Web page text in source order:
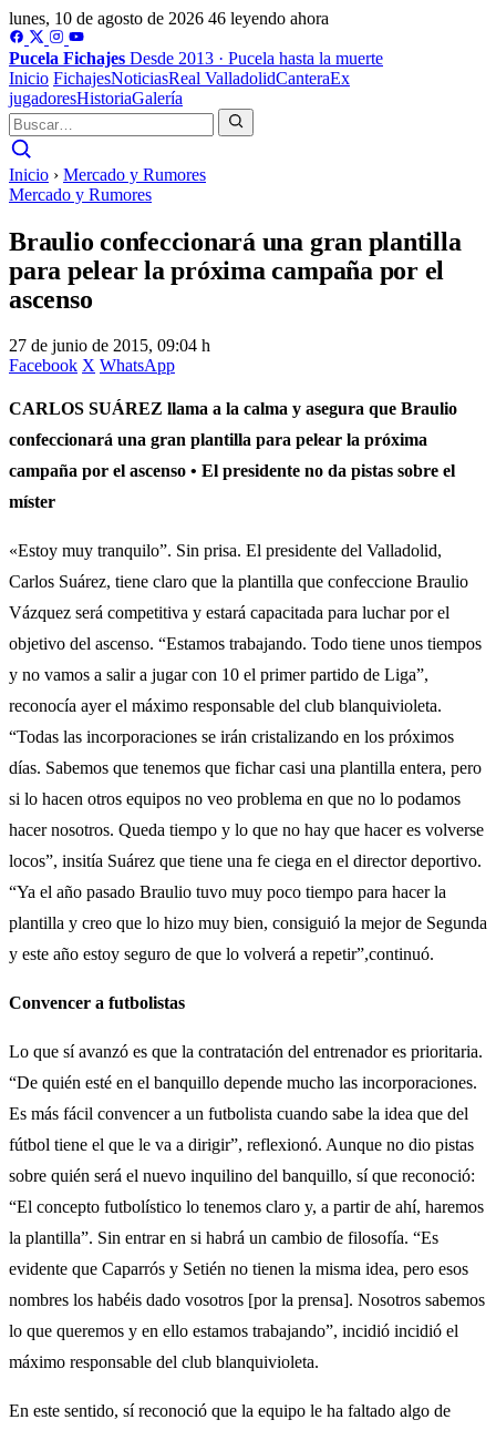
lunes, 10 de agosto de 2026 46 leyendo ahora
Pucela Fichajes Desde 2013 · Pucela hasta la muerte
Inicio FichajesNoticiasReal ValladolidCanteraEx
jugadoresHistoriaGalería
Inicio › Mercado y Rumores
Mercado y Rumores
Braulio confeccionará una gran plantilla
para pelear la próxima campaña por el
ascenso
27 de junio de 2015, 09:04 h
Facebook X WhatsApp
CARLOS SUÁREZ llama a la calma y asegura que Braulio
confeccionará una gran plantilla para pelear la próxima
campaña por el ascenso • El presidente no da pistas sobre el
míster
«Estoy muy tranquilo”. Sin prisa. El presidente del Valladolid,
Carlos Suárez, tiene claro que la plantilla que confeccione Braulio
Vázquez será competitiva y estará capacitada para luchar por el
objetivo del ascenso. “Estamos trabajando. Todo tiene unos tiempos
y no vamos a salir a jugar con 10 el primer partido de Liga”,
reconocía ayer el máximo responsable del club blanquivioleta.
“Todas las incorporaciones se irán cristalizando en los próximos
días. Sabemos que tenemos que fichar casi una plantilla entera, pero
si lo hacen otros equipos no veo problema en que no lo podamos
hacer nosotros. Queda tiempo y lo que no hay que hacer es volverse
locos”, insitía Suárez que tiene una fe ciega en el director deportivo.
“Ya el año pasado Braulio tuvo muy poco tiempo para hacer la
plantilla y creo que lo hizo muy bien, consiguió la mejor de Segunda
y este año estoy seguro de que lo volverá a repetir”,continuó.
Convencer a futbolistas
Lo que sí avanzó es que la contratación del entrenador es prioritaria.
“De quién esté en el banquillo depende mucho las incorporaciones.
Es más fácil convencer a un futbolista cuando sabe la idea que del
fútbol tiene el que le va a dirigir”, reflexionó. Aunque no dio pistas
sobre quién será el nuevo inquilino del banquillo, sí que reconoció:
“El concepto futbolístico lo tenemos claro y, a partir de ahí, haremos
la plantilla”. Sin entrar en si habrá un cambio de filosofía. “Es
evidente que Caparrós y Setién no tienen la misma idea, pero esos
nombres los habéis dado vosotros [por la prensa]. Nosotros sabemos
lo que queremos y en ello estamos trabajando”, incidió incidió el
máximo responsable del club blanquivioleta.
En este sentido, sí reconoció que la equipo le ha faltado algo de